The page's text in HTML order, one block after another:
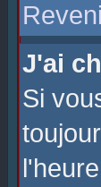
J'ai
Si